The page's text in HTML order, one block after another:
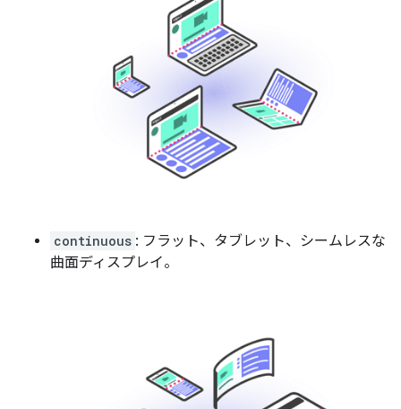
continuous : フラット、タブレット、シームレスな
曲面ディスプレイ。